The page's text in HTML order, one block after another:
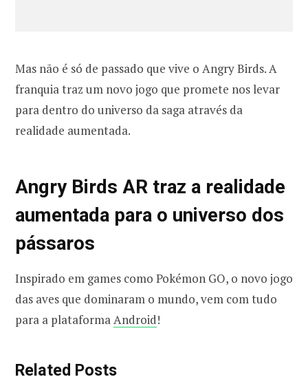
Mas não é só de passado que vive o Angry Birds. A
franquia traz um novo jogo que promete nos levar
para dentro do universo da saga através da
realidade aumentada.
Angry Birds AR traz a realidade
aumentada para o universo dos
pássaros
Inspirado em games como Pokémon GO, o novo jogo
das aves que dominaram o mundo, vem com tudo
para a plataformaAndroid!
Related Posts